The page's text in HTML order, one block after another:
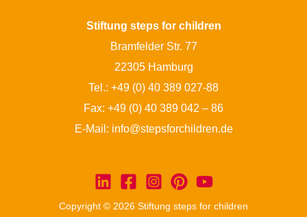
Stiftung steps for children
Bramfelder Str. 77
22305 Hamburg
Tel.: +49 (0) 40 389 027-88
Fax: +49 (0) 40 389 042 – 86
E-Mail: info@stepsforchildren.de
Copyright © 2026 Stiftung steps for children